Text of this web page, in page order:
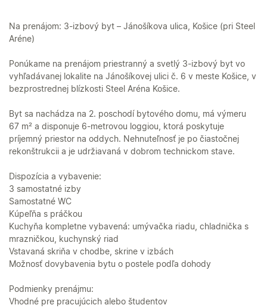
Na prenájom: 3-izbový byt – Jánošíkova ulica, Košice (pri Steel
Aréne)
Ponúkame na prenájom priestranný a svetlý 3-izbový byt vo
vyhľadávanej lokalite na Jánošíkovej ulici č. 6 v meste Košice, v
bezprostrednej blízkosti Steel Aréna Košice.
Byt sa nachádza na 2. poschodí bytového domu, má výmeru
67 m² a disponuje 6-metrovou loggiou, ktorá poskytuje
príjemný priestor na oddych. Nehnuteľnosť je po čiastočnej
rekonštrukcii a je udržiavaná v dobrom technickom stave.
Dispozícia a vybavenie:
3 samostatné izby
Samostatné WC
Kúpeľňa s práčkou
Kuchyňa kompletne vybavená: umývačka riadu, chladnička s
mrazničkou, kuchynský riad
Vstavaná skriňa v chodbe, skrine v izbách
Možnosť dovybavenia bytu o postele podľa dohody
Podmienky prenájmu:
Vhodné pre pracujúcich alebo študentov